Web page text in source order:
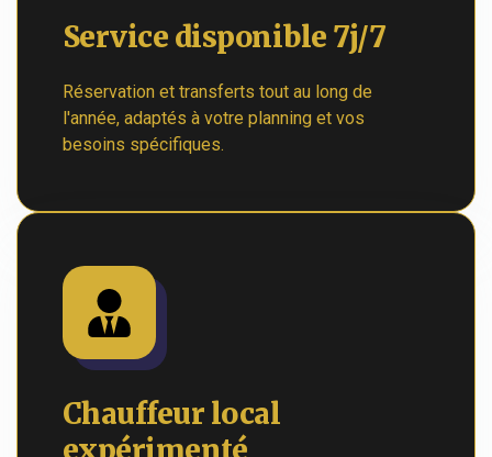
Service disponible 7j/7
Réservation et transferts tout au long de
l'année, adaptés à votre planning et vos
besoins spécifiques.
Chauffeur local